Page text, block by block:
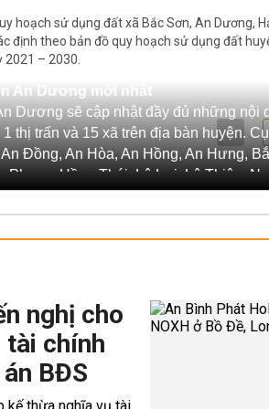
hoạch sử dụng đất xã Bắc Sơn, An Dương,
định theo bản đồ quy hoạch sử dụng đất
2021 – 2030.
An Dương mới nhất
Dương sẽ cập nhật đầy đủ những nội
thị trấn và 15 xã trên địa bàn huyện.
Đồng, An Hòa, An Hồng, An Hưng,
Hồng Thái, Lê Lợi, Lê Thiện,
trấn An Dương.
An Dương cũng sẽ cung cấp những
diện tích, thời gian sử dụng khu đất
Dương.
trí các tuyến đường.
huyện An Dương”
An Dương là:
nghị cho
tài chính
BĐS